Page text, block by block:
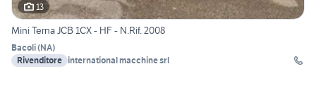
13
Mini Terna JCB 1CX - HF - N.Rif. 2008
Bacoli(NA)
Rivenditore international macchine srl